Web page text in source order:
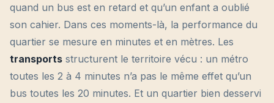
quand un bus est en retard et qu’un enfant a oublié
son cahier. Dans ces moments-là, la performance du
quartier se mesure en minutes et en mètres. Les
transports structurent le territoire vécu : un métro
toutes les 2 à 4 minutes n’a pas le même effet qu’un
bus toutes les 20 minutes. Et un quartier bien desservi